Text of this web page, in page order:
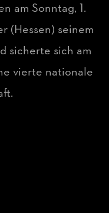
am Sonntag, 1.
(Hessen) seinem
sicherte sich am
vierte nationale